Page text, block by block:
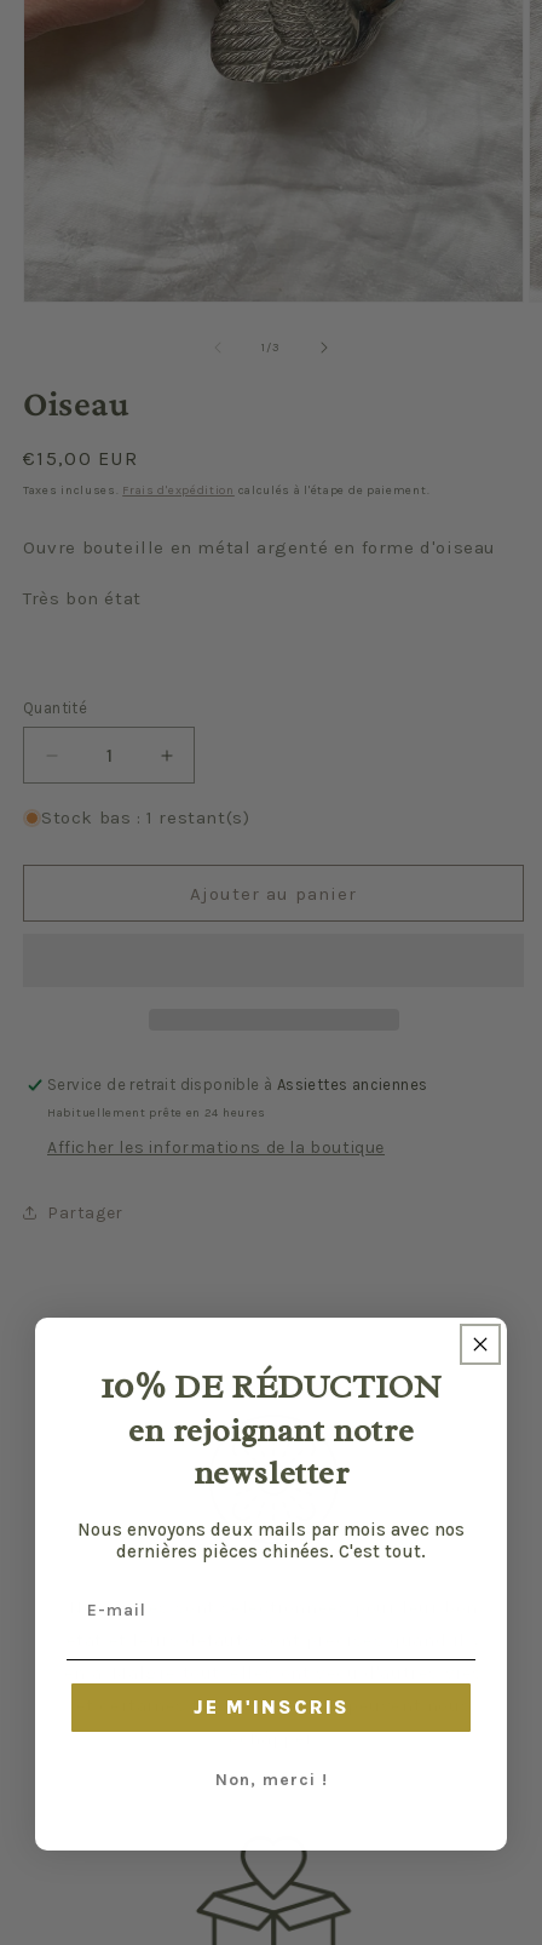
une
fenêtre
1 /de
3
Oiseau
Prix
habituel
€15,00 EUR
Taxes incluses. Frais d'expédition calculés à l'étape de paiement.
Ouvre bouteille en métal argenté en forme d'oiseau
Très bon état
Quantité
Quantité
Réduire
la
quantité
Oiseau
Augmenter
la
quantité
Oiseau
Stock bas : 1 restant(s)
Ajouter au panier
Service de retrait disponible à Assiettes anciennes
Habituellement prête en 24 heures
Afficher les informations de la boutique
Partager
Nos pièces sont sélectionnées pour leur bon
et certaines traces du temps peuvent nous
échapper.
10% DE RÉDUCTION
en rejoignant notre
newsletter
Nous envoyons deux mails par mois avec nos
dernières pièces chinées. C'est tout.
JE M'INSCRIS
Non, merci !